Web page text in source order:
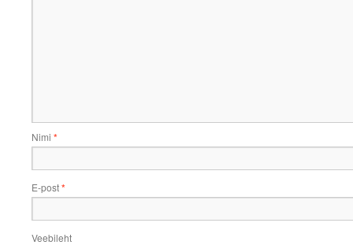
Nimi *
E-post*
Veebileht